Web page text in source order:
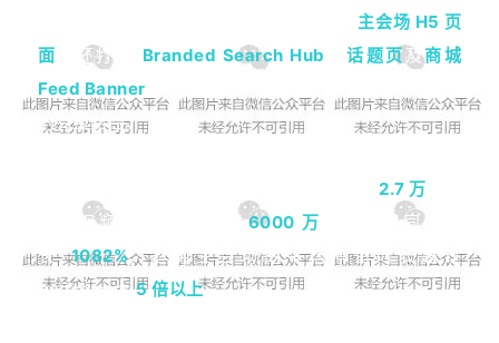
主会场 H5 页
面
，还打通 Branded Search Hub 、话题页 及商城
Feed Banner
的完整路径。
2.7 万
稿，视频总观看量突破6000 万
，近两周同比增
长1082%；趋势主会场的平均停留时长超过
benchmark5 倍以上。